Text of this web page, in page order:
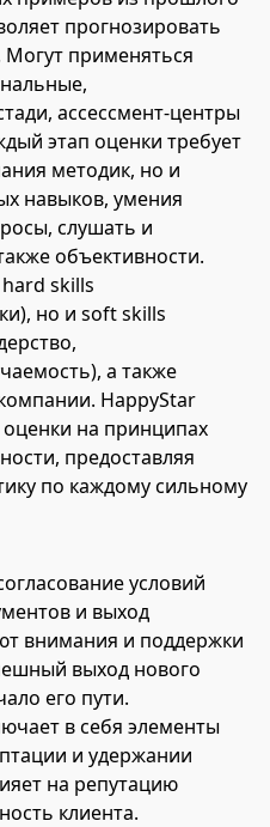
прогнозировать
применяться
ассессмент-центры
этап оценки требует
методик, но и
навыков, умения
слушать и
объективности.
skills
но и soft skills
а также
HappyStar
на принципах
предоставляя
по каждому сильному
условий
и выход
внимания и поддержки
выход нового
его пути.
в себя элементы
и удержании
на репутацию
клиента.